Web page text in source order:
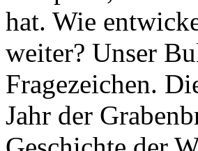
hat. Wie
weiter? Unser
Fragezeichen.
Jahr der